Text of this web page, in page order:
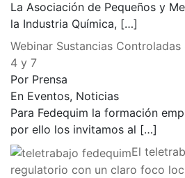
La Asociación de Pequeños y
la Industria Química, […]
Webinar Sustancias Controladas
4 y 7
Por Prensa
En Eventos, Noticias
Para Fedequim la formación
por ello los invitamos al […]
El
regulatorio con un claro foco